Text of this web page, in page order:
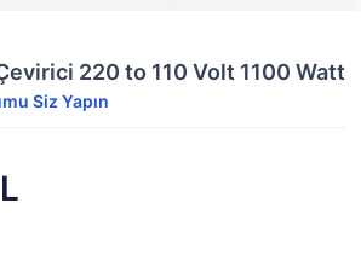
220 to 110 Volt 1100 Watt
Siz Yapın